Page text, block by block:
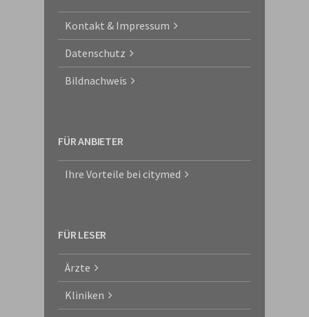
Kontakt & Impressum
Datenschutz
Bildnachweis
FÜR ANBIETER
Ihre Vorteile bei citymed
FÜR LESER
Ärzte
Kliniken